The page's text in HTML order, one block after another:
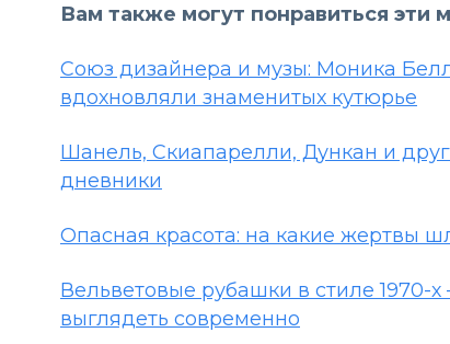
Вам также могут понравиться эти
Союз дизайнера и музы: Моника
вдохновляли знаменитых кутюрье
Шанель, Скиапарелли, Дункан и
дневники
Опасная красота: на какие жертвы
Вельветовые рубашки в стиле 1970-х
выглядеть современно